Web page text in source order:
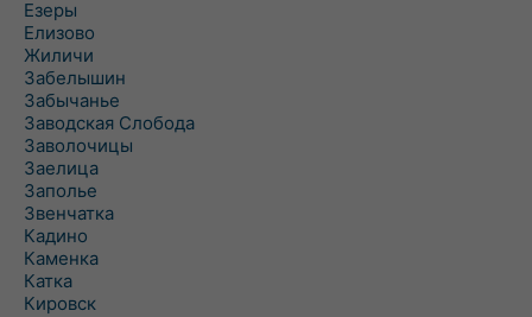
Езеры
Елизово
Жиличи
Забелышин
Забычанье
Заводская Слобода
Заволочицы
Заелица
Заполье
Звенчатка
Кадино
Каменка
Катка
Кировск